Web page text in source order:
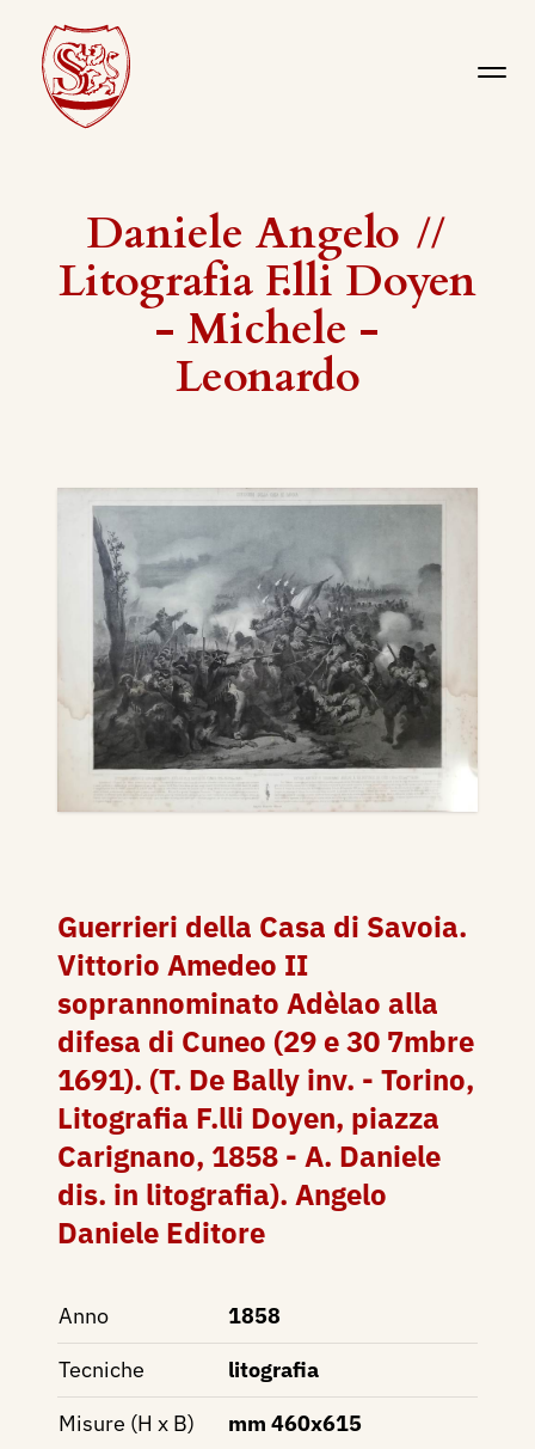
Daniele Angelo //
Litografia F.lli Doyen
- Michele -
Leonardo
Guerrieri della Casa di Savoia.
Vittorio Amedeo II
soprannominato Adèlao alla
difesa di Cuneo (29 e 30 7mbre
1691). (T. De Bally inv. - Torino,
Litografia F.lli Doyen, piazza
Carignano, 1858 - A. Daniele
dis. in litografia). Angelo
Daniele Editore
Anno
1858
Tecniche
litografia
Misure (H x B)
mm 460x615